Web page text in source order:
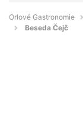
Orlové Gastronomie
Beseda Čejč